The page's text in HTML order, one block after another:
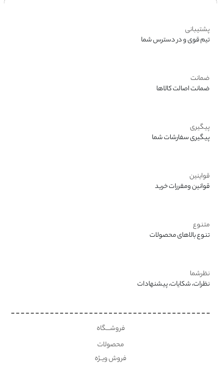
پشتیبانی
تیم قوی و در دسترس شما
ضمانت
ضمانت اصالت کالاها
پیگیری
پیگیری سفارشات شما
قواینین
قوانین ومقررات خرید
متنوع
تنوع بالاهای محصولات
نظرشما
نظرات، شکایات، پیشنهادات
فروشــــگاه
محصولات
فروش ویــژه